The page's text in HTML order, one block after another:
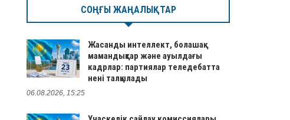
СОҢҒЫ ЖАҢАЛЫҚТАР
Жасанды интеллект, болашақ
мамандықтар және ауылдағы
кадрлар: партиялар теледебатта
нені талқылады
06.08.2026, 15:25